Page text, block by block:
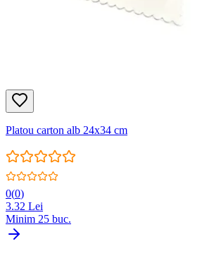
Platou carton alb 24x34 cm
0(0)
3.32 Lei
Minim 25 buc.